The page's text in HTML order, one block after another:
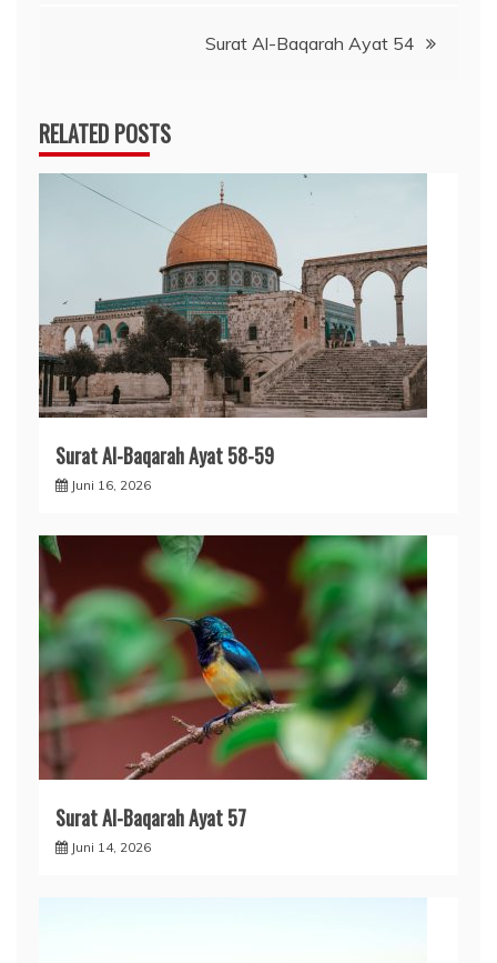
Surat Al-Baqarah Ayat 54
RELATED POSTS
Surat Al-Baqarah Ayat 58-59
Juni 16, 2026
Surat Al-Baqarah Ayat 57
Juni 14, 2026